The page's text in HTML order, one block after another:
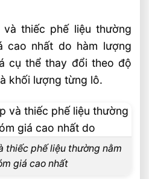
thiếc phế liệu thường
cao nhất do hàm lượng
cụ thể thay đổi theo độ
khối lượng từng lô.
thiếc phế liệu thường nằm
giá cao nhất